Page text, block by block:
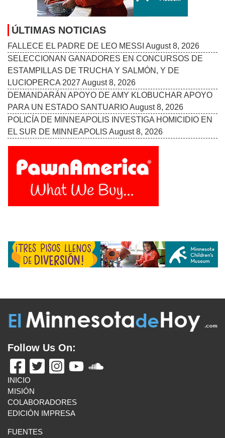
ÚLTIMAS NOTICIAS
FALLECE EL PADRE DE LEO MESSI August 8, 2026
SELECCIONAN GANADORES EN CONCURSOS DE
ESTAMPILLAS DE TRUCHA Y SALMÓN, Y DE
LUCIOPERCA 2027 August 8, 2026
DEMANDARÁN APOYO DE AMY KLOBUCHAR APOYO
PARA UN ESTADO SANTUARIOAugust 8, 2026
POLICÍA DE MINNEAPOLIS INVESTIGA HOMICIDIO EN
EL SUR DE MINNEAPOLIS August 8, 2026
Follow Us On:
INICIO
MISIÓN
COLABORADORES
EDICIÓN IMPRESA
FUENTES